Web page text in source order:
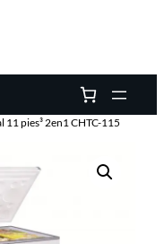
pies³ 2en1 CHTC-115